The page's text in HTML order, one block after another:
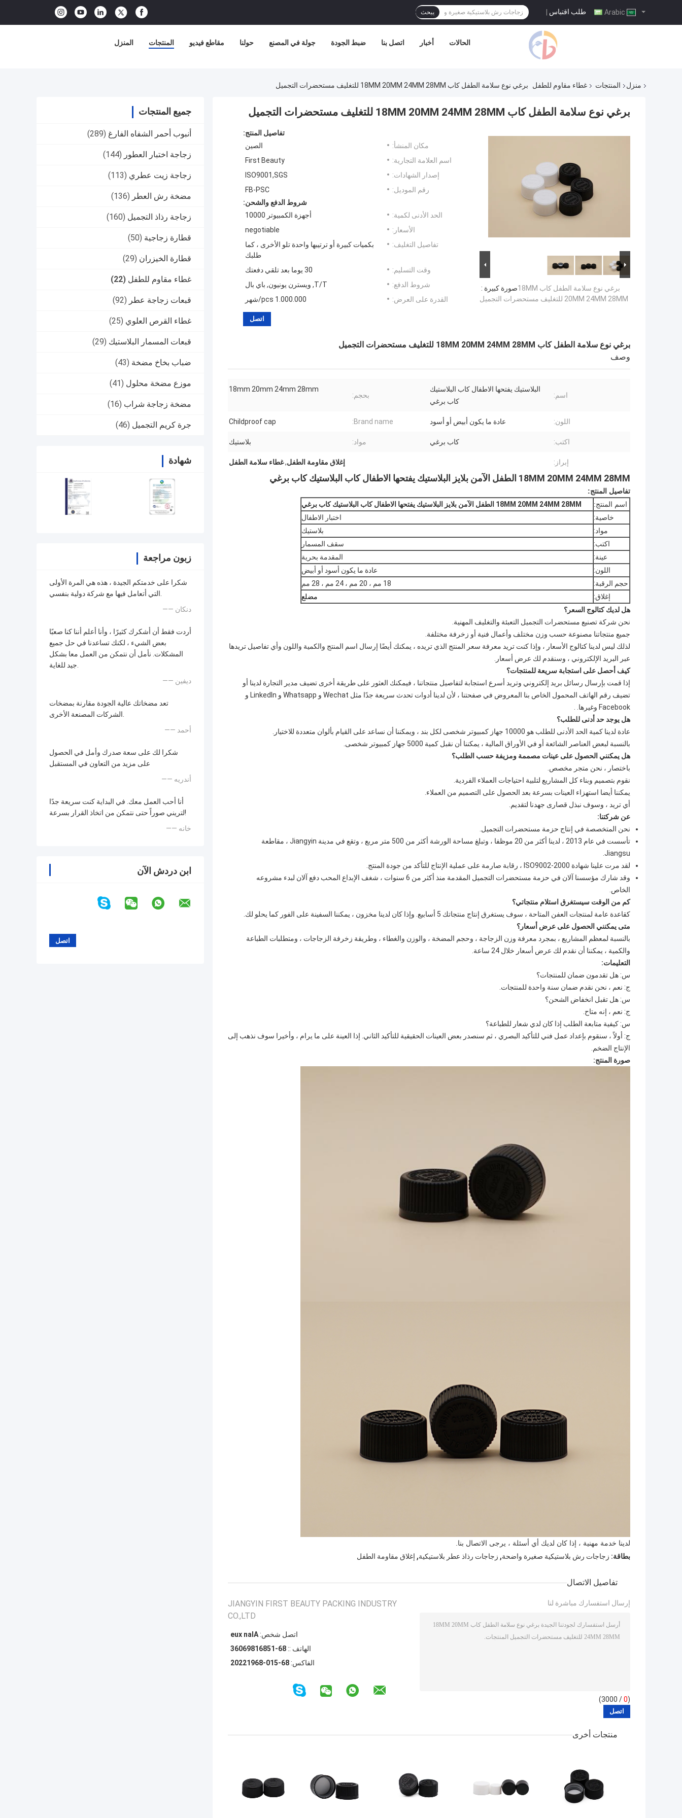
طلب اقتباس | يبحث
المنزل المنتجات مقاطع فيديو حولنا جولة في المصنع ضبط الجودة اتصل بنا أخبار الحالات
منزل المنتجات غطاء مقاوم للطفل برغي نوع سلامة الطفل كاب 18MM 20MM 24MM 28MM للتغليف مستحضرات التجميل
جميع المنتجات
أنبوب أحمر الشفاه الفارغ (289)
زجاجة اختبار العطور (144)
زجاجة زيت عطري (113)
مضخة رش العطر (136)
زجاجة رذاذ التجميل (160)
قطارة زجاجية (50)
قطارة الخيزران (29)
غطاء مقاوم للطفل (22)
قبعات زجاجة عطر (92)
غطاء القرص العلوي (25)
قبعات المسمار البلاستيك (29)
ضباب بخاخ مضخة (43)
موزع مضخة محلول (41)
مضخة زجاجة شراب (16)
جرة كريم التجميل (46)
شهادة
زبون مراجعة
شكرا على خدمتكم الجيدة ، هذه هي المرة الأولى
التي أتعامل فيها مع شركة دولية بنفسي.
—— دنكان
أردت فقط أن أشكرك كثيرًا ، وأنا أعلم أننا كنا صعبًا
بعض الشيء ، لكنك تساعدنا في حل جميع
المشكلات. نأمل أن نتمكن من العمل معا بشكل
جيد للغاية.
—— ديفين
تعد مضخاتك عالية الجودة مقارنة بمضخات
الشركات المصنعة الأخرى.
—— أحمد
شكرا لك على سعة صدرك وأمل في الحصول
على مزيد من التعاون في المستقبل
—— أندريه
أنا أحب العمل معك. في البداية كنت سريعة جدًا
لتريني صوراً حتى نتمكن من اتخاذ القرار بسرعة!
—— خانه
ابن دردش الآن
برغي نوع سلامة الطفل كاب 18MM 20MM 24MM 28MM للتغليف مستحضرات التجميل
صورة كبيرة :برغي نوع سلامة الطفل كاب 18MM
20MM 24MM 28MM للتغليف مستحضرات التجميل
تفاصيل المنتج:
مكان المنشأ:
الصين
اسم العلامة التجارية:
First Beauty
إصدار الشهادات:
ISO9001,SGS
رقم الموديل:
FB-PSC
شروط الدفع والشحن:
الحد الأدنى لكمية:
أجهزة الكمبيوتر 10000
الأسعار:
negotiable
تفاصيل التغليف:
بكميات كبيرة أو ترتيبها واحدة تلو الأخرى ، كما
طلبك
وقت التسليم:
30 يوما بعد تلقي دفعتك
شروط الدفع:
T/T, ويسترن يونيون, باي بال
القدرة على العرض:
1.000.000 pcs/شهر
اتصل
برغي نوع سلامة الطفل كاب 18MM 20MM 24MM 28MM للتغليف مستحضرات التجميل
وصف
اسم:
البلاستيك يفتحها الاطفال كاب البلاستيك
كاب برغي
بحجم:
18mm 20mm 24mm 28mm
اللون: عادة ما يكون أبيض أو أسود Brand name:
Childproof cap
اكتب: كاب برغي مواد: بلاستيك
إبراز: إغلاق مقاومة الطفل,غطاء سلامة الطفل
18MM 20MM 24MM 28MM الطفل الآمن بلايز البلاستيك يفتحها الاطفال كاب البلاستيك كاب برغي
تفاصيل المنتج:
اسم المنتج:
18MM 20MM 24MM 28MM الطفل الآمن بلايز البلاستيك يفتحها الاطفال كاب البلاستيك كاب برغي
خاصية:
اختبار الاطفال
مواد:
بلاستيك
اكتب:
سقف المسمار
عينة:
المقدمة بحرية
اللون:
عادة ما يكون أسود أو أبيض
حجم الرقبة:
18 مم ، 20 مم ، 24 مم ، 28 مم
إغلاق:
مضلع
هل لديك كتالوج السعر؟
نحن شركة تصنيع مستحضرات التجميل التعبئة والتغليف المهنية.
جميع منتجاتنا مصنوعة حسب وزن مختلف وأعمال فنية أو زخرفة مختلفة.
لذلك ليس لدينا كتالوج الأسعار ، وإذا كنت تريد معرفة سعر المنتج الذي تريده ، يمكنك أيضًا إرسال اسم المنتج والكمية واللون وأي تفاصيل تريدها
عبر البريد الإلكتروني ، وسنقدم لك عرض أسعار.
كيف أحصل على استجابة سريعة للمنتجات؟
إذا قمت بإرسال رسائل بريد إلكتروني وتريد أسرع استجابة لتفاصيل منتجاتنا ، فيمكنك العثور على طريقة أخرى تضيف مدير التجارة لدينا أو
تضيف رقم الهاتف المحمول الخاص بنا المعروض في صفحتنا ، لأن لدينا أدوات تحدث سريعة جدًا مثل Wechat و Whatsapp و LinkedIn و
Facebook وغيرها. .
هل يوجد حد أدنى للطلب؟
عادة لدينا كمية الحد الأدنى للطلب هو 10000 جهاز كمبيوتر شخصى لكل بند ، ويمكننا أن نساعد على القيام بألوان متعددة للاختيار.
بالنسبة لبعض العناصر الشائعة أو في الأوراق المالية ، يمكننا أن نقبل كمية 5000 جهاز كمبيوتر شخصى.
هل يمكنني الحصول على عينات مصممة ومزيفة حسب الطلب؟
باختصار ، نحن متجر مخصص.
نقوم بتصميم وبناء كل المشاريع لتلبية احتياجات العملاء الفردية.
يمكننا أيضا استهزاء العينات بسرعة بعد الحصول على التصميم من العملاء.
أي تريد ، وسوف نبذل قصارى جهدنا لتقديم.
عن شركتنا:
نحن المتخصصة في إنتاج حزمة مستحضرات التجميل.
تأسست في عام 2013 ، لدينا أكثر من 20 موظفا ، وتبلغ مساحة الورشة أكثر من 500 متر مربع ، وتقع في مدينة Jiangyin ، مقاطعة
Jiangsu.
لقد مرت علينا شهادة ISO9002-2000 ، رقابة صارمة على عملية الإنتاج للتأكد من جودة المنتج.
وقد شارك مؤسسنا آلان في حزمة مستحضرات التجميل المقدمة منذ أكثر من 6 سنوات ، شغف الإبداع المحب دفع آلان لبدء مشروعه
الخاص.
كم من الوقت سيستغرق استلام منتجاتي؟
كقاعدة عامة لمنتجات العفن المتاحة ، سوف يستغرق إنتاج منتجاتك 5 أسابيع. وإذا كان لدينا مخزون ، يمكننا السفينة على الفور كما يحلو لك.
متى يمكنني الحصول على عرض أسعار؟
بالنسبة لمعظم المشاريع ، بمجرد معرفة وزن الزجاجة ، وحجم المضخة ، والوزن والغطاء ، وطريقة زخرفة الزجاجات ، ومتطلبات الطباعة
والكمية ، يمكننا أن نقدم لك عرض أسعار خلال 24 ساعة.
التعليمات:
س: هل تقدمون ضمان للمنتجات؟
ج: نعم ، نحن نقدم ضمان سنة واحدة للمنتجات.
س: هل تقبل انخفاض الشحن؟
ج: نعم ، إنه متاح.
س: كيفية متابعة الطلب إذا كان لدي شعار للطباعة؟
ج: أولاً ، سنقوم بإعداد عمل فني للتأكيد البصري ، ثم سنصدر بعض العينات الحقيقية للتأكيد الثاني. إذا العينة على ما يرام ، وأخيرا سوف نذهب إلى
الإنتاج الضخم.
صورة المنتج:
لدينا خدمة مهنية ، إذا كان لديك أي أسئلة ، يرجى الاتصال بنا.
بطاقة: زجاجات رش بلاستيكية صغيرة واضحة, زجاجات رذاذ عطر بلاستيكية, إغلاق مقاومة الطفل
تفاصيل الاتصال
JIANGYIN FIRST BEAUTY PACKING INDUSTRY
CO.,LTD
اتصل شخص:Alan xue
الهاتف :: 86-15861896063
الفاكس: 86-510-86912202
إرسال استفسارك مباشرة لنا
(
0
/ 3000)
منتجات أخرى